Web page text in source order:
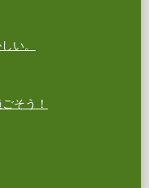
い。
そう！